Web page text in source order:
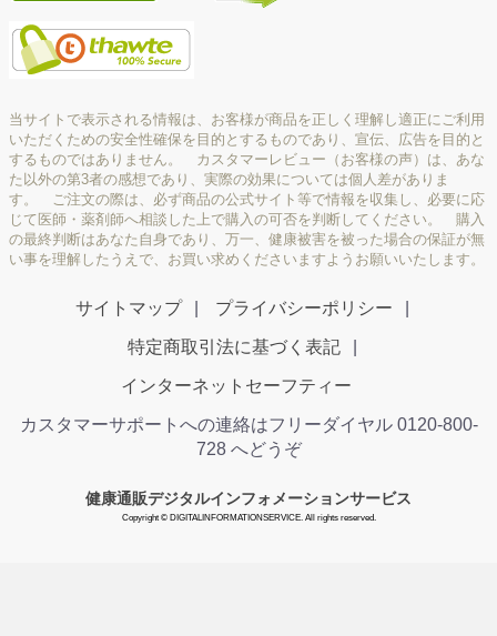
当サイトで表示される情報は、お客様が商品を正しく理解し適正にご利用
いただくための安全性確保を目的とするものであり、宣伝、広告を目的と
するものではありません。 カスタマーレビュー（お客様の声）は、あな
た以外の第3者の感想であり、実際の効果については個人差がありま
す。 ご注文の際は、必ず商品の公式サイト等で情報を収集し、必要に応
じて医師・薬剤師へ相談した上で購入の可否を判断してください。 購入
の最終判断はあなた自身であり、万一、健康被害を被った場合の保証が無
い事を理解したうえで、お買い求めくださいますようお願いいたします。
サイトマップ プライバシーポリシー
特定商取引法に基づく表記
インターネットセーフティー
カスタマーサポートへの連絡はフリーダイヤル 0120-800-
728 へどうぞ
健康通販デジタルインフォメーションサービス
Copyright © DIGITALINFORMATIONSERVICE. All rights reserved.